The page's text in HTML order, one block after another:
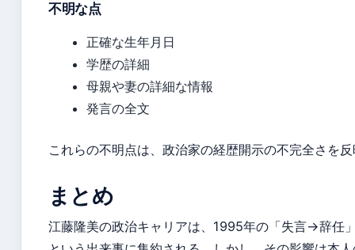
不明な点
正確な生年月日
学歴の詳細
母親や妻の詳細な情報
発言の全文
これらの不明点は、政治家の経歴開示の不完全さを
まとめ
江藤隆美の政治キャリアは、1995年の「失言→辞任